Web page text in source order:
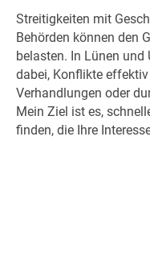
Streitigkeiten mit
Behörden können den
belasten. In Lünen
dabei, Konflikte
Verhandlungen oder
Mein Ziel ist es,
finden, die Ihre